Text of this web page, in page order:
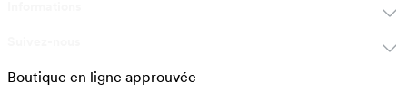
Boutique en ligne approuvée